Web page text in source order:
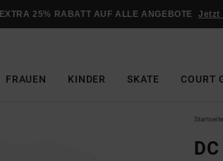
EXTRA 25% RABATT AUF ALLE ANGEBOTE Jetzt
FRAUEN KINDER SKATE COURT
Startseite